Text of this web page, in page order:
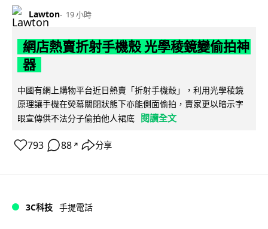
Lawton 19 小時
網店熱賣折射手機殼 光學稜鏡變偷拍神
器
中國有網上購物平台近日熱賣「折射手機殼」，利用光學稜鏡
原理讓手機在熒幕關閉狀態下亦能側面偷拍，賣家更以暗示字
眼宣傳供不法分子偷拍他人裙底
閱讀全文
793 88 ↗ 分享
3C科技 手提電話